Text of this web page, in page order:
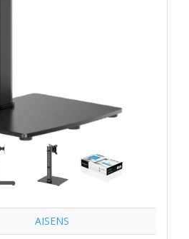
AISENS